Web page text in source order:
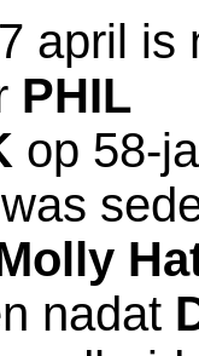
april is
PHIL
op 58-
nadat